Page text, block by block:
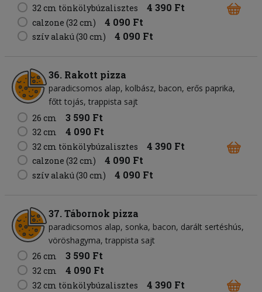
32 cm tönkölybúzalisztes 4 390 Ft
calzone (32 cm) 4 090 Ft
szív alakú (30 cm) 4 090 Ft
36. Rakott pizza
paradicsomos alap kolbász bacon erős paprika
főtt tojás trappista sajt
26 cm
3 590 Ft
32 cm 4 090 Ft
32 cm tönkölybúzalisztes 4 390 Ft
calzone (32 cm) 4 090 Ft
szív alakú (30 cm) 4 090 Ft
37. Tábornok pizza
paradicsomos alap sonka bacon darált sertéshús
vöröshagyma trappista sajt
26 cm
3 590 Ft
32 cm 4 090 Ft
32 cm tönkölybúzalisztes 4 390 Ft